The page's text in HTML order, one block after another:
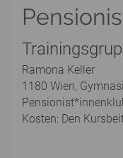
Ramona Keller
1180 Wien,
Kosten: Den